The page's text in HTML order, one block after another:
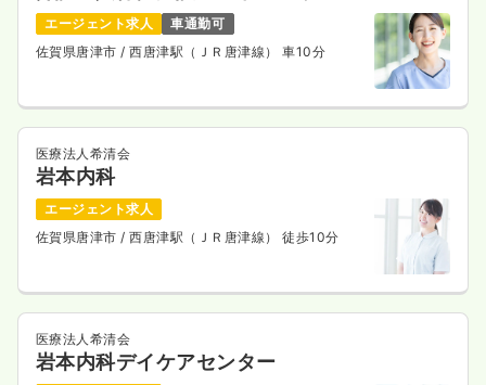
エージェント求人
車通勤可
佐賀県唐津市/ 西唐津駅（ＪＲ唐津線） 車10分
医療法人希清会
岩本内科
エージェント求人
佐賀県唐津市/ 西唐津駅（ＪＲ唐津線） 徒歩10分
医療法人希清会
岩本内科デイケアセンター